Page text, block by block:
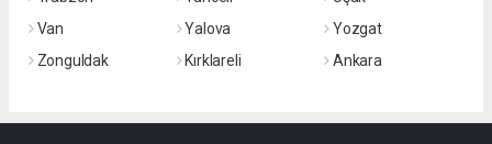
Van
Yalova
Yozgat
Zonguldak
Kırklareli Ankara